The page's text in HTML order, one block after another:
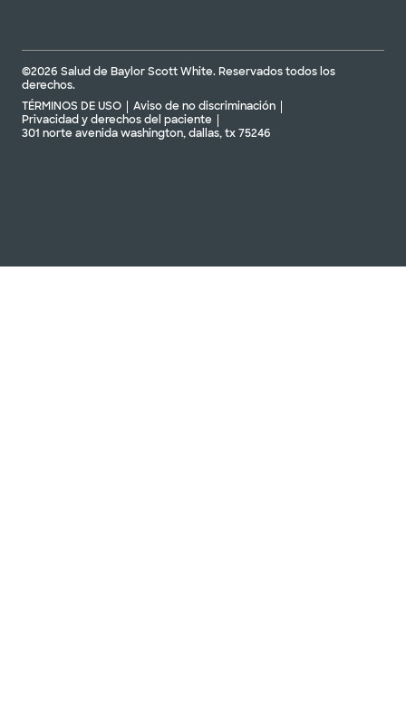
©2026 Salud de Baylor Scott White. Reservados todos los
derechos.
TÉRMINOS DE USO
Aviso de no discriminación
Privacidad y derechos del paciente
301 norte avenida washington, dallas, tx 75246